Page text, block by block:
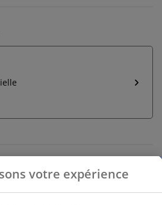
- retournez dans n'importe